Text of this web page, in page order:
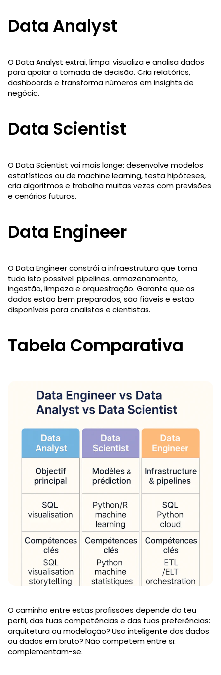
Data Analyst
O Data Analyst extrai, limpa, visualiza e analisa dados
para apoiar a tomada de decisão. Cria relatórios,
dashboards e transforma números em insights de
negócio.
Data Scientist
O Data Scientist vai mais longe: desenvolve modelos
estatísticos ou de machine learning, testa hipóteses,
cria algoritmos e trabalha muitas vezes com previsões
e cenários futuros.
Data Engineer
O Data Engineer constrói a infraestrutura que torna
tudo isto possível: pipelines, armazenamento,
ingestão, limpeza e orquestração. Garante que os
dados estão bem preparados, são fiáveis e estão
disponíveis para analistas e cientistas.
Tabela Comparativa
O caminho entre estas profissões depende do teu
perfil, das tuas competências e das tuas preferências:
arquitetura ou modelação? Uso inteligente dos dados
ou dados em bruto? Não competem entre si:
complementam-se.